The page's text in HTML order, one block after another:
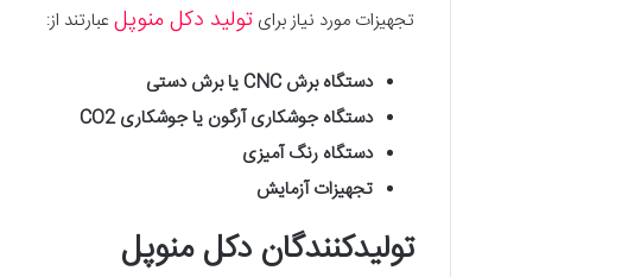
تجهیزات مورد نیاز برایتولید دکل منوپل عبارتند از:
دستگاه برشCNC
یا برش دستی
دستگاه جوشکاری آرگون یا جوشکاریCO2
دستگاه رنگ آمیزی
تجهیزات آزمایش
تولیدکنندگان دکل منوپل